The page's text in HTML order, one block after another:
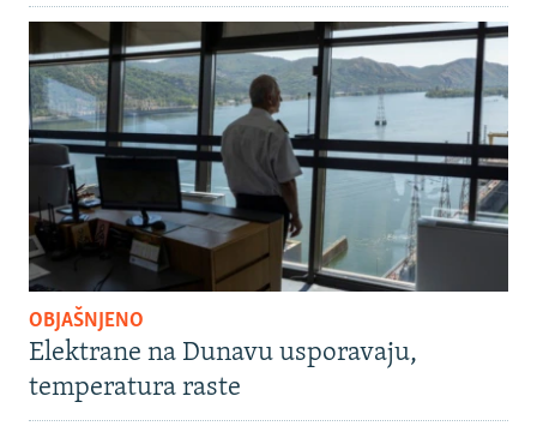
OBJAŠNJENO
Elektrane na Dunavu usporavaju,
temperatura raste